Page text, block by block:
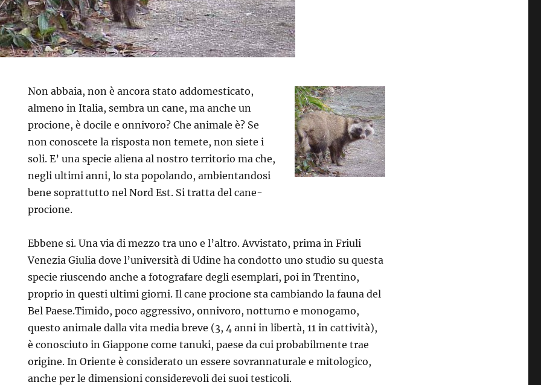
Non abbaia, non è ancora stato addomesticato,
almeno in Italia, sembra un cane, ma anche un
procione, è docile e onnivoro? Che animale è? Se
non conoscete la risposta non temete, non siete i
soli. E’ una specie aliena al nostro territorio ma che,
negli ultimi anni, lo sta popolando, ambientandosi
bene soprattutto nel Nord Est. Si tratta del cane-
procione.
Ebbene si. Una via di mezzo tra uno e l’altro. Avvistato, prima in Friuli
Venezia Giulia dove l’università di Udine ha condotto uno studio su questa
specie riuscendo anche a fotografare degli esemplari, poi in Trentino,
proprio in questi ultimi giorni. Il cane procione sta cambiando la fauna del
Bel Paese.Timido, poco aggressivo, onnivoro, notturno e monogamo,
questo animale dalla vita media breve (3, 4 anni in libertà, 11 in cattività),
è conosciuto in Giappone come tanuki, paese da cui probabilmente trae
origine. In Oriente è considerato un essere sovrannaturale e mitologico,
anche per le dimensioni considerevoli dei suoi testicoli.